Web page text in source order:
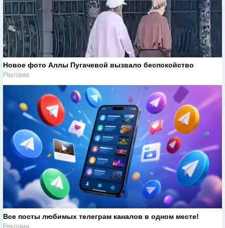
Новое фото Аллы Пугачевой вызвало беспокойство
Реклама
Все посты любимых телеграм каналов в одном месте!
Реклама